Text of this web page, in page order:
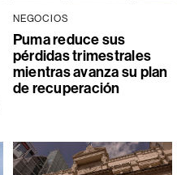
NEGOCIOS
Puma reduce sus
pérdidas trimestrales
mientras avanza su plan
de recuperación